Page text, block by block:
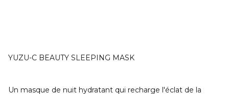
YUZU-C BEAUTY SLEEPING MASK
Un masque de nuit hydratant qui recharge l'éclat de la